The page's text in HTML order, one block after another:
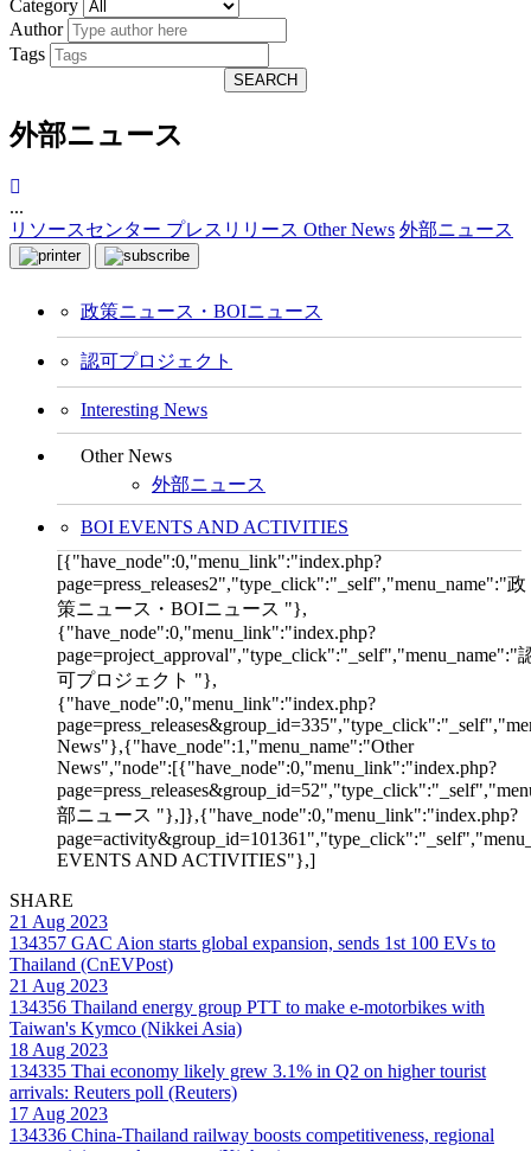
Category
Author
Tags
SEARCH
外部ニュース
...
リソースセンター プレスリリース Other News 外部ニュース
政策ニュース・BOIニュース
認可プロジェクト
Interesting News
Other News
外部ニュース
BOI EVENTS AND ACTIVITIES
[{"have_node":0,"menu_link":"index.php?
page=press_releases2","type_click":"_self","menu_name":"政
策ニュース・BOIニュース "},
{"have_node":0,"menu_link":"index.php?
page=project_approval","type_click":"_self","menu_name":"
可プロジェクト "},
{"have_node":0,"menu_link":"index.php?
News"},{"have_node":1,"menu_name":"Other
News","node":[{"have_node":0,"menu_link":"index.php?
部ニュース "},]},{"have_node":0,"menu_link":"index.php?
EVENTS AND ACTIVITIES"},]
SHARE
21 Aug 2023
134357 GAC Aion starts global expansion, sends 1st 100 EVs to
Thailand (CnEVPost)
21 Aug 2023
134356 Thailand energy group PTT to make e-motorbikes with
Taiwan's Kymco (Nikkei Asia)
18 Aug 2023
134335 Thai economy likely grew 3.1% in Q2 on higher tourist
arrivals: Reuters poll (Reuters)
17 Aug 2023
134336 China-Thailand railway boosts competitiveness, regional